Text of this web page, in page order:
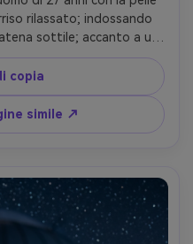
rilassato; indossando
sottile; accanto a un
e le deboli luci della
della luce di luna, luce
riempimento; Sony A7R V,
Inquadratura torace con
e intimo; Trama della
copia
simile ↗